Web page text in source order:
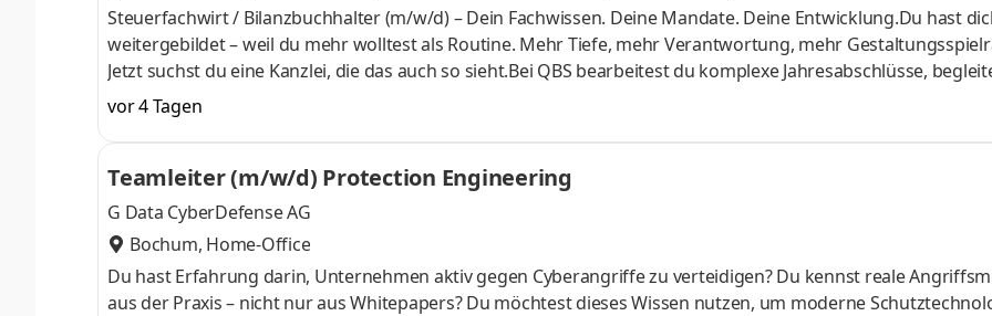
Steuerfachwirt / Bilanzbuchhalter (m/w/d) – Dein Fachwissen. Deine Mandate. Deine Entwicklung.Du hast
weitergebildet – weil du mehr wolltest als Routine. Mehr Tiefe, mehr Verantwortung, mehr
Jetzt suchst du eine Kanzlei, die das auch so sieht.Bei QBS bearbeitest du komplexe Jahresabschlüsse,
anspruchsvolle steuerliche Fragestellungen und betreust einen festen Mandantenstamm eigenverantwortlich
Augenhöhe mit unseren Steuerberatern. Wer Qualitätssicherung übernehmen oder jüngere Kolleginnen und
Kollegen fachlich führen möchte, bekommt diesen Raum bei uns.Wir sind eine Steuerberatungs- und
Wirtschaftsprüfungsgesellschaft mit rund 100 Mitarbeitenden an
vor 4 Tagen
Teamleiter (m/w/d) Protection Engineering
G Data CyberDefense AG
Bochum, Home-Office
Du hast Erfahrung darin, Unternehmen aktiv gegen Cyberangriffe zu verteidigen? Du kennst reale
aus der Praxis – nicht nur aus Whitepapers? Du möchtest dieses Wissen nutzen, um moderne